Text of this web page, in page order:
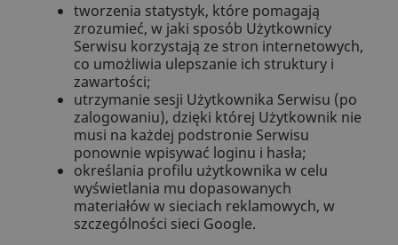
tworzenia statystyk, które pomagają
zrozumieć, w jaki sposób Użytkownicy
Serwisu korzystają ze stron internetowych,
co umożliwia ulepszanie ich struktury i
zawartości;
utrzymanie sesji Użytkownika Serwisu (po
zalogowaniu), dzięki której Użytkownik nie
musi na każdej podstronie Serwisu
ponownie wpisywać loginu i hasła;
określania profilu użytkownika w celu
wyświetlania mu dopasowanych
materiałów w sieciach reklamowych, w
szczególności sieci Google.